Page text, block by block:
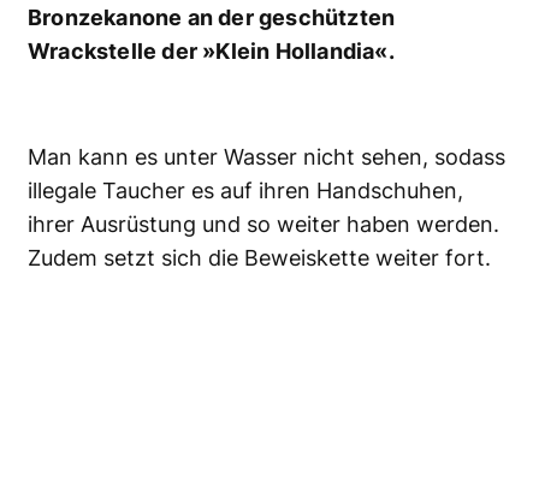
Bronzekanone an der geschützten
Wrackstelle der »Klein Hollandia«.
Man kann es unter Wasser nicht sehen, sodass
illegale Taucher es auf ihren Handschuhen,
ihrer Ausrüstung und so weiter haben werden.
Zudem setzt sich die Beweiskette weiter fort.